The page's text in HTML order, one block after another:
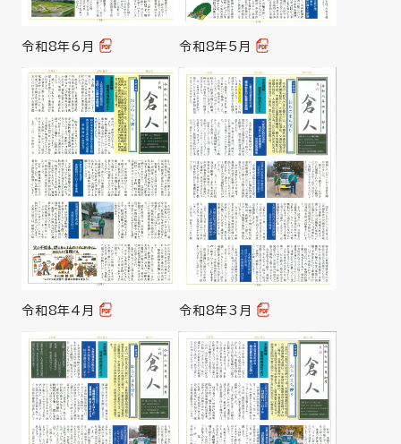
令和8年6月 令和8年5月
令和8年4月 令和8年3月